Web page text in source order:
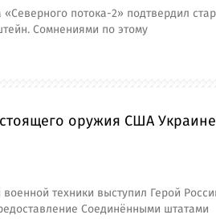
потока-2» подтвердил
Сомнениями по этому
оружия США
техники выступил Герой
Соединёнными штатами